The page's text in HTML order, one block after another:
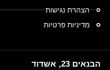
הצהרת נגישות
מדיניות פרטיות
הבנאים 23, אשדוד